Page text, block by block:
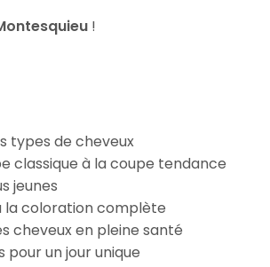
!
types de cheveux
classique à la coupe tendance
jeunes
la coloration complète
cheveux en pleine santé
un jour unique